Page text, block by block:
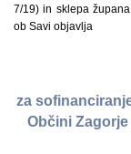
7/19) in sklepa
ob Savi objavlja
za
Občini